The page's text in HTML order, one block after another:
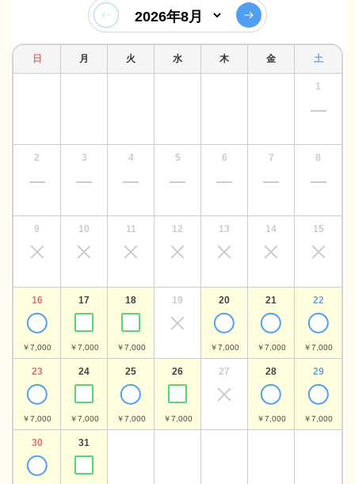
日 月 火 水 木 金 土
1
2 3 4 5 6 7 8
9 10 11 12 13 14 15
16
￥7,000
17
￥7,000
18
￥7,000
19 20
￥7,000
21
￥7,000
22
￥7,000
23
￥7,000
24
￥7,000
25
￥7,000
26
￥7,000
27 28
￥7,000
29
￥7,000
30 31